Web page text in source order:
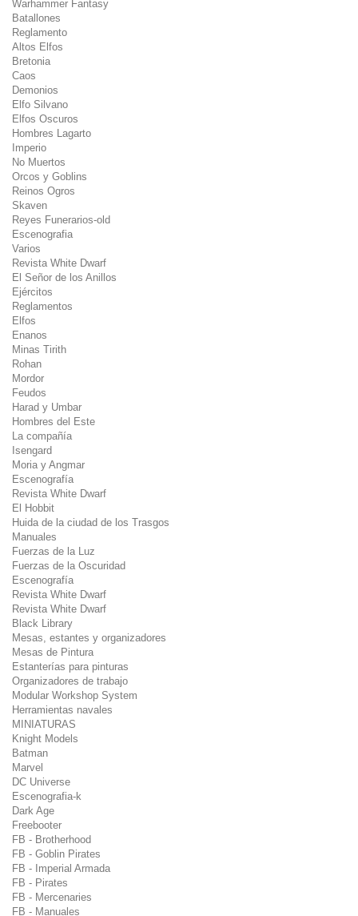
Warhammer Fantasy
Batallones
Reglamento
Altos Elfos
Bretonia
Caos
Demonios
Elfo Silvano
Elfos Oscuros
Hombres Lagarto
Imperio
No Muertos
Orcos y Goblins
Reinos Ogros
Skaven
Reyes Funerarios-old
Escenografia
Varios
Revista White Dwarf
El Señor de los Anillos
Ejércitos
Reglamentos
Elfos
Enanos
Minas Tirith
Rohan
Mordor
Feudos
Harad y Umbar
Hombres del Este
La compañía
Isengard
Moria y Angmar
Escenografía
Revista White Dwarf
El Hobbit
Huida de la ciudad de los Trasgos
Manuales
Fuerzas de la Luz
Fuerzas de la Oscuridad
Escenografía
Revista White Dwarf
Revista White Dwarf
Black Library
Mesas, estantes y organizadores
Mesas de Pintura
Estanterías para pinturas
Organizadores de trabajo
Modular Workshop System
Herramientas navales
MINIATURAS
Knight Models
Batman
Marvel
DC Universe
Escenografia-k
Dark Age
Freebooter
FB - Brotherhood
FB - Goblin Pirates
FB - Imperial Armada
FB - Pirates
FB - Mercenaries
FB - Manuales